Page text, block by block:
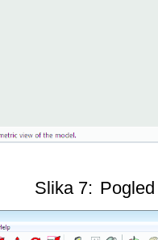
Slika 7: